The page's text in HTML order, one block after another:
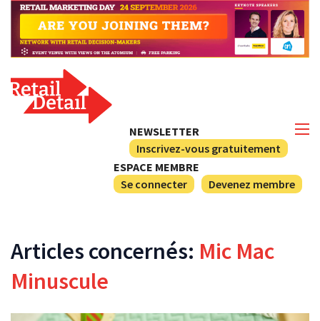
NEWSLETTER
Inscrivez-vous gratuitement
ESPACE MEMBRE
Se connecter
Devenez membre
Articles concernés: Mic Mac
Minuscule